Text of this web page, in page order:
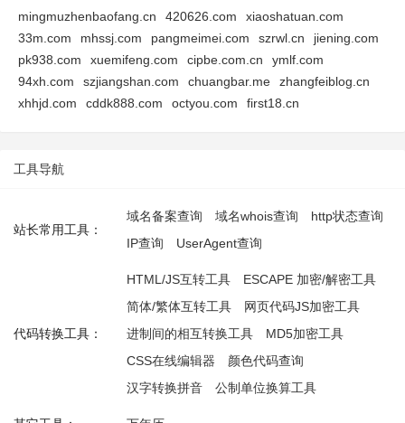
mingmuzhenbaofang.cn 420626.com
xiaoshatuan.com
33m.com
mhssj.com pangmeimei.com szrwl.cn
jiening.com
pk938.com
xuemifeng.com cipbe.com.cn
ymlf.com
94xh.com
szjiangshan.com chuangbar.me
zhangfeiblog.cn
xhhjd.com
cddk888.com octyou.com first18.cn
工具导航
站长常用工具：
域名备案查询 域名whois查询
http状态查询
IP查询
UserAgent查询
代码转换工具：
HTML/JS互转工具
ESCAPE 加密/解密工具
简体/繁体互转工具
网页代码JS加密工具
进制间的相互转换工具
MD5加密工具
CSS在线编辑器
颜色代码查询
汉字转换拼音
公制单位换算工具